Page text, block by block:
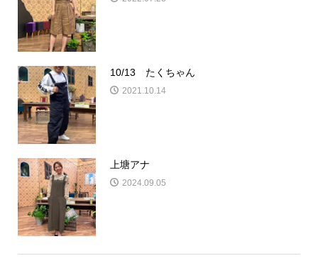
10/13 たくちゃん
2021.10.14
上塘アナ
2024.09.05